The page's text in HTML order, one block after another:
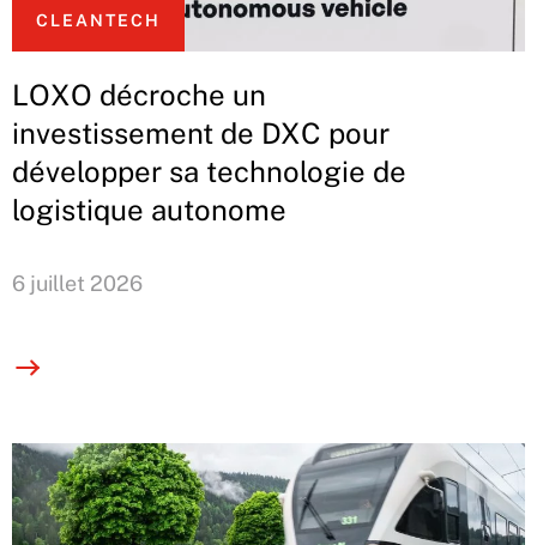
CLEANTECH
LOXO décroche un
investissement de DXC pour
développer sa technologie de
logistique autonome
6 juillet 2026